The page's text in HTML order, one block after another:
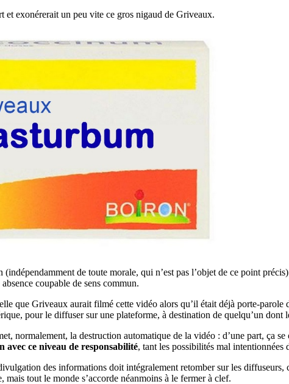
exonérerait un peu vite ce gros nigaud de Griveaux.
de toute morale, qui n’est pas l’objet de ce point
coupable de sens commun.
que Griveaux aurait filmé cette vidéo alors qu’il était déjà porte-
pour le diffuser sur une plateforme, à destination de quelqu’un dont
normalement, la destruction automatique de la vidéo : d’une part, ça
avec ce niveau de responsabilité, tant les possibilités mal intentionnées
des informations doit intégralement retomber sur les
tout le monde s’accorde néanmoins à le fermer à clef.